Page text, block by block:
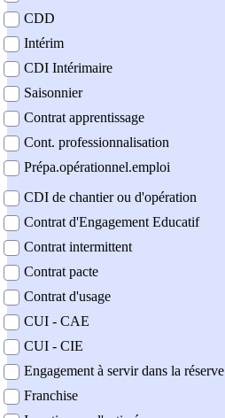
CDD
Intérim
CDI Intérimaire
Saisonnier
Contrat apprentissage
Cont. professionnalisation
Prépa.opérationnel.emploi
CDI de chantier ou d'opération
Contrat d'Engagement Educatif
Contrat intermittent
Contrat pacte
Contrat d'usage
CUI - CAE
CUI - CIE
Engagement à servir dans la réserve
Franchise